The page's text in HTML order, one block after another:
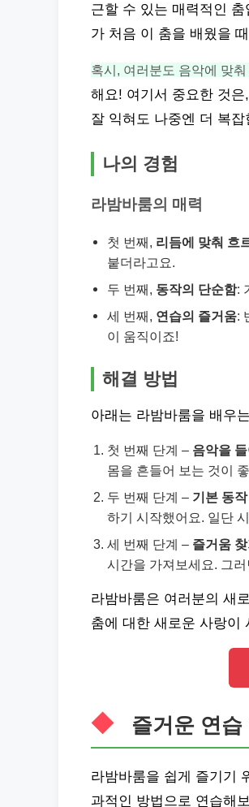
근할 수 있는 매력적인
가 처음 이 춤을 배웠을
혹시, 여러분도 음악에 맞
해요! 여기서 중요한 것
잘 익혀도 나중엔 더 복
나의 경험
라밤바룸의 매력
첫 번째, 리듬에 맞춰 흐
붙더라고요.
두 번째, 동작의 단순함:
세 번째, 연습의 즐거움:
이 움직이죠!
해결 방법
아래는 라밤바룸을 배우
첫 번째 단계 – 음악을
몸을 흔들어 보는 것이
두 번째 단계 – 기본 동
하기 시작했어요. 일단
세 번째 단계 – 즐거움 찾
시간을 가져보세요. 그
라밤바룸은 여러분의 새
춤에 대한 새로운 사랑이
즐거운 연습
라밤바룸을 쉽게 즐기기
과적인 방법으로 연습해